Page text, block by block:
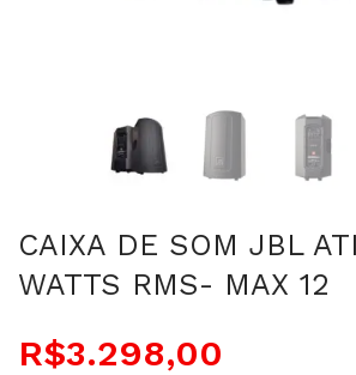
CAIXA DE SOM JBL
WATTS RMS- MAX 12
R$3.298,00